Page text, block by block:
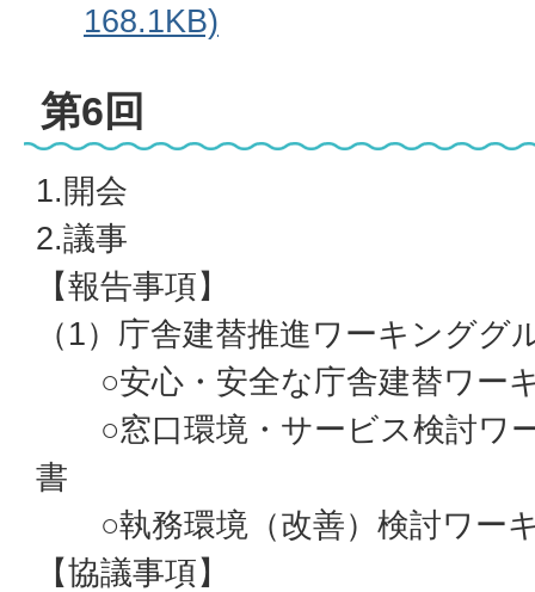
168.1KB)
第6回
1.開会
2.議事
【報告事項】
（1）庁舎建替推進ワーキンググ
○安心・安全な庁舎建替ワー
○窓口環境・サービス検討ワ
書
○執務環境（改善）検討ワー
【協議事項】